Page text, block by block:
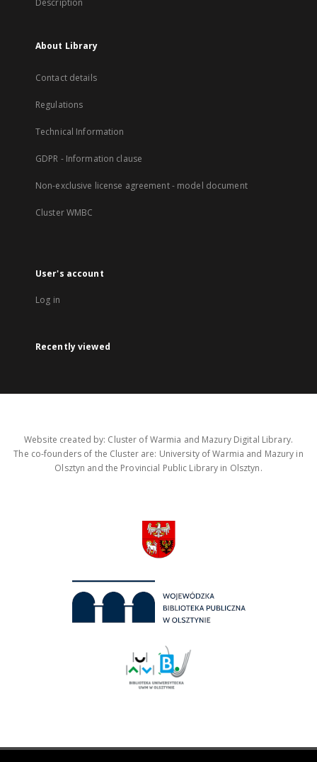
Description
About Library
Contact details
Regulations
Technical Information
GDPR - Information clause
Non-exclusive license agreement - model document
Cluster WMBC
User's account
Log in
Recently viewed
Website created by: Cluster of Warmia and Mazury Digital Library.
The co-founders of the Cluster are: University of Warmia and Mazury in
Olsztyn and the Provincial Public Library in Olsztyn.